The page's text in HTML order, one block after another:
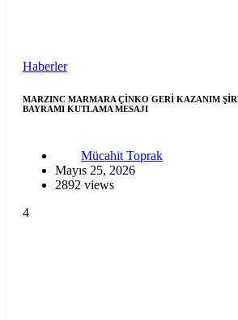
Haberler
MARZINC MARMARA ÇİNKO GERİ KAZANIM
BAYRAMI KUTLAMA MESAJI
Mücahit Toprak
Mayıs 25, 2026
2892 views
4